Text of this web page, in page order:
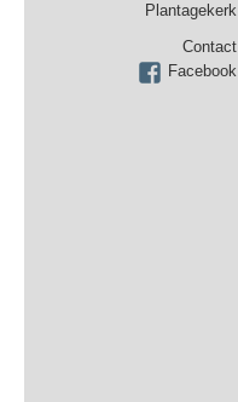
Plantagekerk
Contact
Facebook